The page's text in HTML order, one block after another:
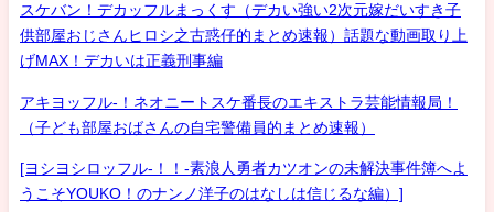
スケバン！デカッフルまっくす（デカい強い2次元嫁だいすき子
供部屋おじさんヒロシ之古惑仔的まとめ速報）話題な動画取り上
げMAX！デカいは正義刑事編
アキヨッフル-！ネオニートスケ番長のエキストラ芸能情報局！
（子ども部屋おばさんの自宅警備員的まとめ速報）
[ヨシヨシロッフル-！！-素浪人勇者カツオンの未解決事件簿へよ
うこそYOUKO！のナンノ洋子のはなしは信じるな編）]